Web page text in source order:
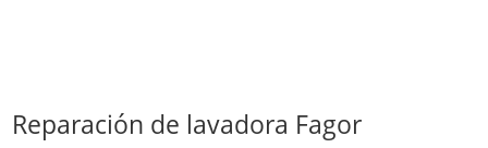
Reparación de lavadora Fagor